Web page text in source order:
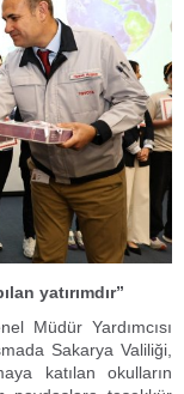
yatırımdır”
Müdür Yardımcısı
Sakarya Valiliği,
katılan okulların